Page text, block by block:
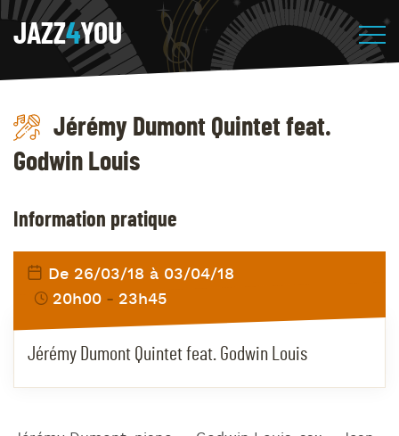
JAZZ4YOU
Jérémy Dumont Quintet feat.
Godwin Louis
Information pratique
De 26/03/18 à 03/04/18
20h00
23h45
Jérémy Dumont Quintet feat. Godwin Louis